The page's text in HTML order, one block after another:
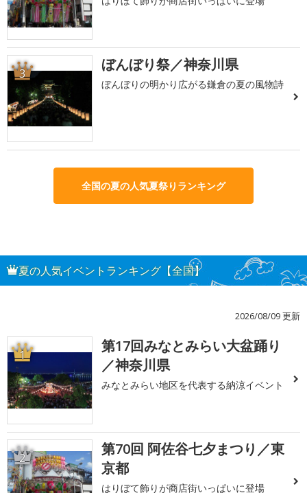
3 ぼんぼり祭／神奈川県
ぼんぼりの明かり広がる鎌倉の夏の風物詩
全国の夏の人気夏祭りランキング
夏の人気イベントランキング【全国】
2026/08/09 更新
1
第17回みなとみらい大盆踊り
／神奈川県
みなとみらい地区を代表する納涼イベント
2
第70回 阿佐谷七夕まつり／東
京都
はりぼて飾りが商店街いっぱいに登場